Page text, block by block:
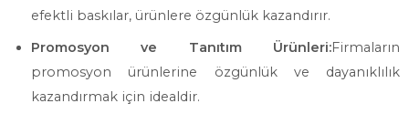
efektli baskılar, ürünlere özgünlük kazandırır.
Promosyon ve Tanıtım Ürünleri:Firmaların
promosyon ürünlerine özgünlük ve dayanıklılık
kazandırmak için idealdir.